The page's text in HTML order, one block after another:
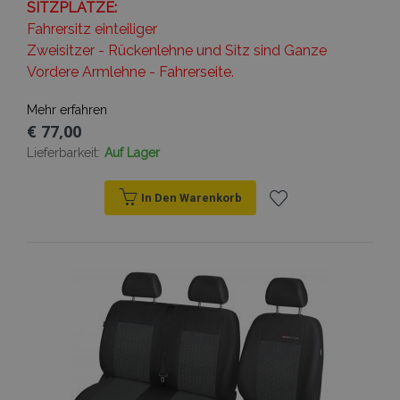
SITZPLÄTZE:
Fahrersitz einteiliger
Zweisitzer - Rückenlehne und Sitz sind Ganze
Vordere Armlehne - Fahrerseite.
Mehr erfahren
€ 77,00
Lieferbarkeit: Auf Lager
In Den Warenkorb
hinzufügen
mage-cache-sessid
Adobe Inc.
www.vtvauto.at